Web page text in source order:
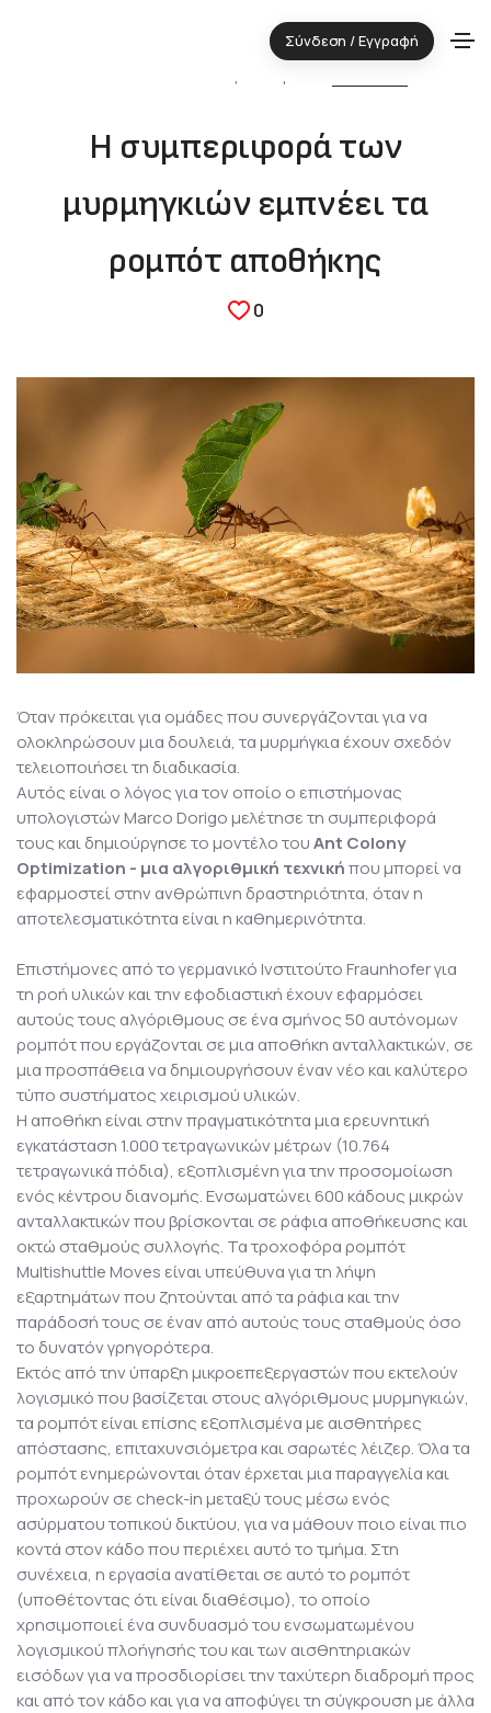
Σύνδεση / Εγγραφή
Η συμπεριφορά των
μυρμηγκιών εμπνέει τα
ρομπότ αποθήκης
0
Όταν πρόκειται για ομάδες που συνεργάζονται για να
ολοκληρώσουν μια δουλειά, τα μυρμήγκια έχουν σχεδόν
τελειοποιήσει τη διαδικασία.
Αυτός είναι ο λόγος για τον οποίο ο επιστήμονας
υπολογιστών Marco Dorigo μελέτησε τη συμπεριφορά
τους και δημιούργησε το μοντέλο τουAnt Colony
Optimization - μια αλγοριθμική τεχνικήπου μπορεί να
εφαρμοστεί στην ανθρώπινη δραστηριότητα, όταν η
αποτελεσματικότητα είναι η καθημερινότητα.
Επιστήμονες από το γερμανικό Ινστιτούτο Fraunhofer για
τη ροή υλικών και την εφοδιαστική έχουν εφαρμόσει
αυτούς τους αλγόριθμους σε ένα σμήνος 50 αυτόνομων
ρομπότ που εργάζονται σε μια αποθήκη ανταλλακτικών, σε
μια προσπάθεια να δημιουργήσουν έναν νέο και καλύτερο
τύπο συστήματος χειρισμού υλικών.
Η αποθήκη είναι στην πραγματικότητα μια ερευνητική
εγκατάσταση 1.000 τετραγωνικών μέτρων (10.764
τετραγωνικά πόδια), εξοπλισμένη για την προσομοίωση
ενός κέντρου διανομής. Ενσωματώνει 600 κάδους μικρών
ανταλλακτικών που βρίσκονται σε ράφια αποθήκευσης και
οκτώ σταθμούς συλλογής. Τα τροχοφόρα ρομπότ
Multishuttle Moves είναι υπεύθυνα για τη λήψη
εξαρτημάτων που ζητούνται από τα ράφια και την
παράδοσή τους σε έναν από αυτούς τους σταθμούς όσο
το δυνατόν γρηγορότερα.
Εκτός από την ύπαρξη μικροεπεξεργαστών που εκτελούν
λογισμικό που βασίζεται στους αλγόριθμους μυρμηγκιών,
τα ρομπότ είναι επίσης εξοπλισμένα με αισθητήρες
απόστασης, επιταχυνσιόμετρα και σαρωτές λέιζερ. Όλα τα
ρομπότ ενημερώνονται όταν έρχεται μια παραγγελία και
προχωρούν σε check-in μεταξύ τους μέσω ενός
ασύρματου τοπικού δικτύου, για να μάθουν ποιο είναι πιο
κοντά στον κάδο που περιέχει αυτό το τμήμα. Στη
συνέχεια, η εργασία ανατίθεται σε αυτό το ρομπότ
(υποθέτοντας ότι είναι διαθέσιμο), το οποίο
χρησιμοποιεί ένα συνδυασμό του ενσωματωμένου
λογισμικού πλοήγησής του και των αισθητηριακών
εισόδων για να προσδιορίσει την ταχύτερη διαδρομή προς
και από τον κάδο και για να αποφύγει τη σύγκρουση με άλλα